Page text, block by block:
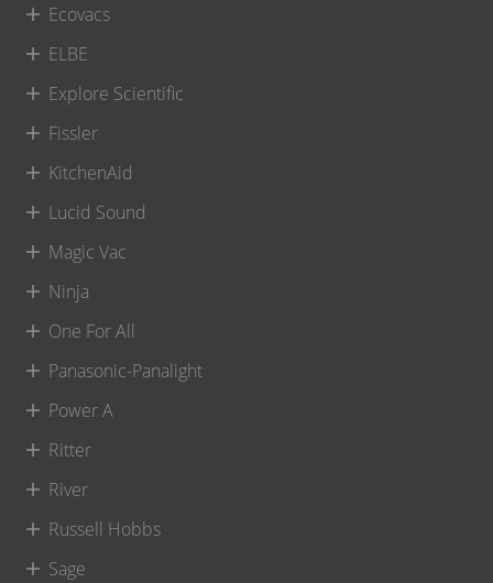
Ecovacs
ELBE
Explore Scientific
Fissler
KitchenAid
Lucid Sound
Magic Vac
Ninja
One For All
Panasonic-Panalight
Power A
Ritter
River
Russell Hobbs
Sage